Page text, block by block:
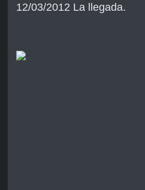
12/03/2012 La llegada.